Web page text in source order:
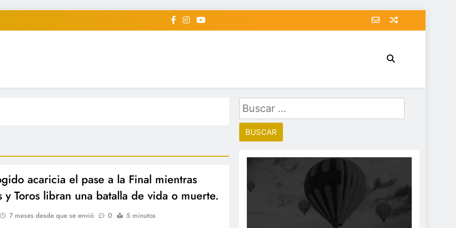
Deportivo Digital"
#deportealdiaperiodico
acaricia el pase a la Final mientras
y Toros libran una batalla de vida o muerte.
7 meses desde que se envió 0 5 minutos
Buscar: